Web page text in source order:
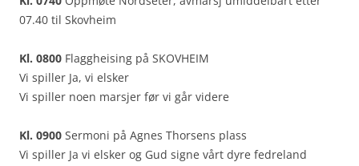
07.40 til Skovheim
Kl. 0800 Flaggheising på SKOVHEIM
Vi spiller Ja, vi elsker
Vi spiller noen marsjer før vi går videre
Kl. 0900 Sermoni på Agnes Thorsens plass
Vi spiller Ja vi elsker og Gud signe vårt dyre fedreland